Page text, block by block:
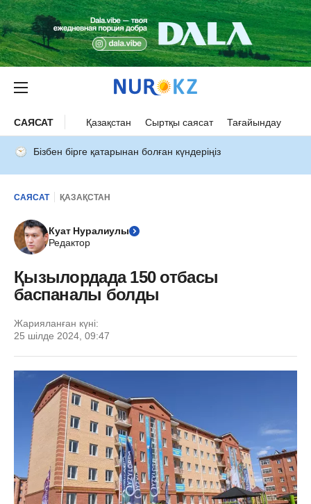
САЯСАТ Қазақстан Сыртқы саясат Тағайындау
Бізбен бірге қатарынан болған күндеріңіз
САЯСАТ ҚАЗАҚСТАН
Куат Нуралиулы
Редактор
Қызылордада 150 отбасы
баспаналы болды
Жарияланған күні:
25 шілде 2024, 09:47